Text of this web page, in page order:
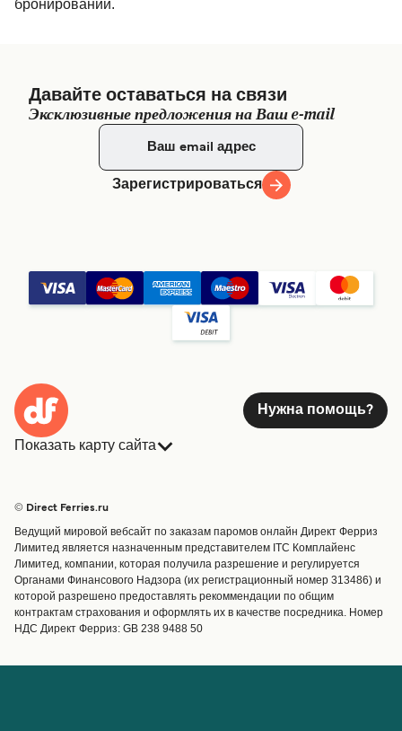
бронировании.
Давайте оставаться на связи
Эксклюзивные предложения на Ваш e-mail
Зарегистрироваться
Нужна помощь?
Показать карту сайта
Страны
Обслуживание клиентов
Операторы
Маршруты и порты
Special Offers
Предлагает
Паромные билеты
Грузоперевозки
© Direct Ferries.ru
Ведущий мировой вебсайт по заказам паромов онлайн Директ Ферриз
Лимитед является назначенным представителем ITC Комплайенс
Лимитед, компании, которая получила разрешение и регулируется
Органами Финансового Надзора (их регистрационный номер 313486) и
которой разрешено предоставлять рекоммендации по общим
контрактам страхования и оформлять их в качестве посредника. Номер
НДС Директ Ферриз: GB 238 9488 50